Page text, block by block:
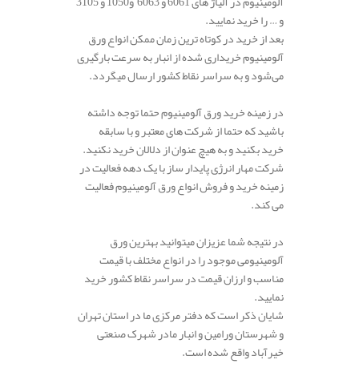
و … را خرید نمایید.
بعد از خرید در کوتاه ترین زمان ممکن انواع ورق
آلومینیوم خریداری شده از انبار به سرعت بارگیری
می‌شود و به سراسر نقاط کشور ارسال میگردد.
در زمینه خرید ورق آلومینیوم حتما توجه داشته
باشید که حتما از شرکت های معتبر و با سابقه
خرید بکنید و به هیچ عنوان از دلالان خرید نکنید.
شرکت مهار انرژی پایدار ساز با یک دهه فعالیت در
زمینه خرید و فروش انواع ورق آلومینیوم فعالیت
می کند.
در نتیجه شما عزیزان میتوانید بهترین ورق
آلومینیومی موجود را در انواع مختلف با قیمت
مناسب و ارزان قیمت در سراسر نقاط کشور خرید
نمایید.
شایان ذکر است که دفتر مرکزی ما در استان تهران
و شهرستان ورامین و انبار مادر شهرک صنعتی
خیرآباد واقع شده است.